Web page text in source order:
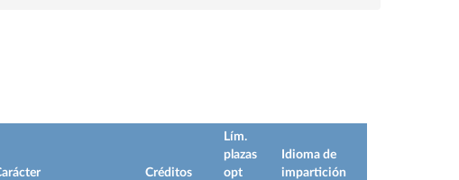
Créditos
Lím.
plazas
opt
Idioma de
impartición